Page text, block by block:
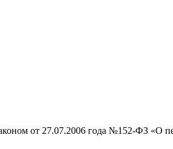
от 27.07.2006 года №152-ФЗ «О